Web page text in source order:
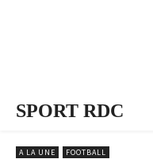
SPORT RDC
A LA UNE FOOTBALL